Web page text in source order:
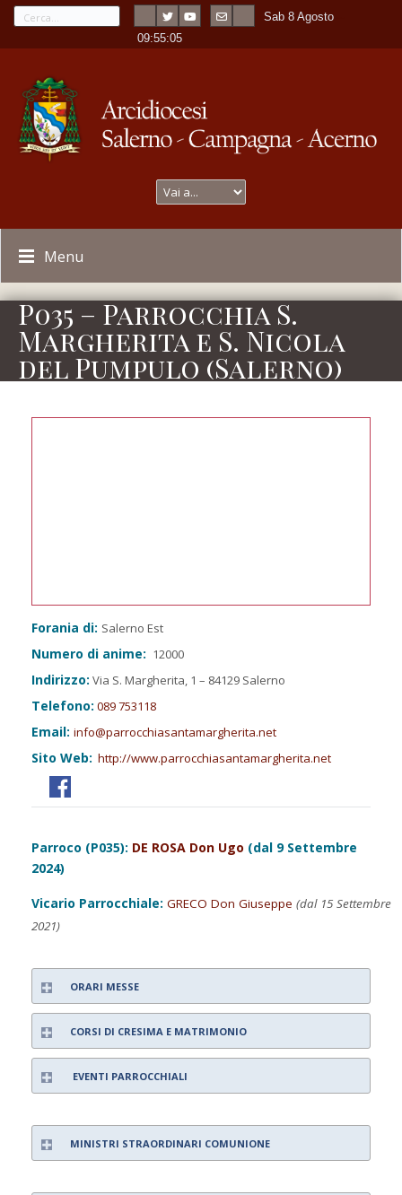
Sab 8 Agosto
-09:55:05
Menu
P035 – Parrocchia S.
Margherita e S. Nicola
del Pumpulo (Salerno)
Forania di: Salerno Est
Numero di anime: 12000
Indirizzo: Via S. Margherita, 1 – 84129 Salerno
Telefono: 089 753118
Email: info@parrocchiasantamargherita.net
Sito Web: http://www.parrocchiasantamargherita.net
Parroco (P035): DE ROSA Don Ugo (dal 9 Settembre
2024)
Vicario Parrocchiale: GRECO Don Giuseppe (dal 15 Settembre
2021)
ORARI MESSE
CORSI DI CRESIMA E MATRIMONIO
EVENTI PARROCCHIALI
MINISTRI STRAORDINARI COMUNIONE